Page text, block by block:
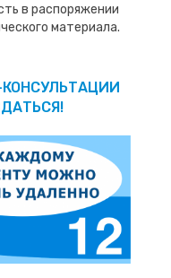
в распоряжении
материала.